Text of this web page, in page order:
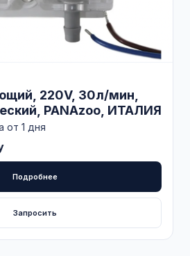
220V, 30л/мин,
PANAzoo, ИТАЛИЯ
от 1 дня
Подробнее
Запросить